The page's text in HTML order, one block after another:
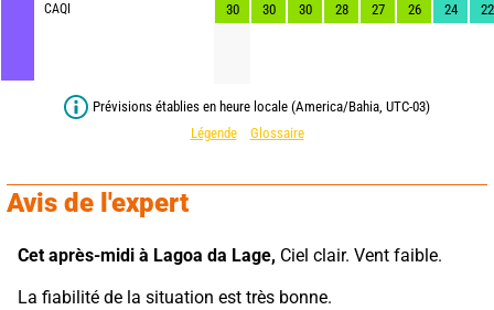
CAQI
30
30 30 28 27 26 24 22
Prévisions établies en heure locale (America/Bahia, UTC-03)
Légende
Glossaire
Avis de l'expert
Cet après-midi à Lagoa da Lage, Ciel clair. Vent faible.
La fiabilité de la situation est très bonne.